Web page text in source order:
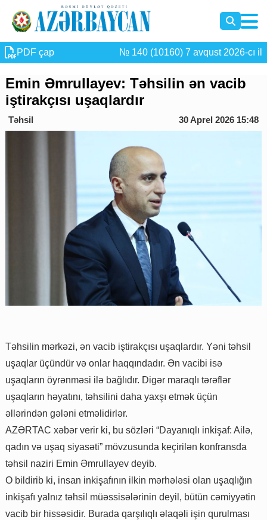
PDF çap № 140 (10160) 7 avqust 2026-cı il
Emin Əmrullayev: Təhsilin ən vacib
iştirakçısı uşaqlardır
Təhsil 30 Aprel 2026 15:48
Təhsilin mərkəzi, ən vacib iştirakçısı uşaqlardır. Yəni təhsil
uşaqlar üçündür və onlar haqqındadır. Ən vacibi isə
uşaqların öyrənməsi ilə bağlıdır. Digər maraqlı tərəflər
uşaqların həyatını, təhsilini daha yaxşı etmək üçün
əllərindən gələni etməlidirlər.
AZƏRTAC xəbər verir ki, bu sözləri “Dayanıqlı inkişaf: Ailə,
qadın və uşaq siyasəti” mövzusunda keçirilən konfransda
təhsil naziri Emin Əmrullayev deyib.
O bildirib ki, insan inkişafının ilkin mərhələsi olan uşaqlığın
inkişafı yalnız təhsil müəssisələrinin deyil, bütün cəmiyyətin
vacib bir hissəsidir. Burada qarşılıqlı əlaqəli işin qurulması